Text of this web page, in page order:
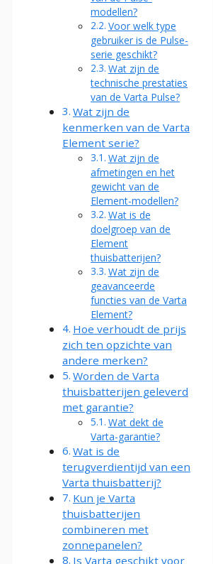
modellen?
Voor welk type
gebruiker is de Pulse-
serie geschikt?
Wat zijn de
technische prestaties
van de Varta Pulse?
Wat zijn de
kenmerken van de Varta
Element serie?
Wat zijn de
afmetingen en het
gewicht van de
Element-modellen?
Wat is de
doelgroep van de
Element
thuisbatterijen?
Wat zijn de
geavanceerde
functies van de Varta
Element?
Hoe verhoudt de prijs
zich ten opzichte van
andere merken?
Worden de Varta
thuisbatterijen geleverd
met garantie?
Wat dekt de
Varta-garantie?
Wat is de
terugverdientijd van een
Varta thuisbatterij?
Kun je Varta
thuisbatterijen
combineren met
zonnepanelen?
Is Varta geschikt voor